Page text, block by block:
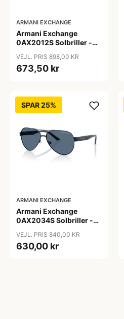
ARMANI EXCHANGE
Armani Exchange
0AX2012S Solbriller -
VEJL. PRIS 898,00 KR
673,50 kr
SPAR 25%
ARMANI EXCHANGE
Armani Exchange
0AX2034S Solbriller -
VEJL. PRIS 840,00 KR
630,00 kr